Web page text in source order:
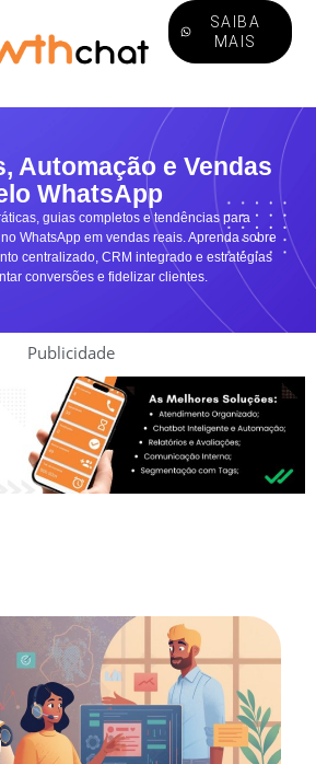
SAIBA
MAIS
Automação e Vendas
WhatsApp
guias completos e tendências para
WhatsApp em vendas reais. Aprenda sobre
centralizado, CRM integrado e estratégias
conversões e fidelizar clientes.
Publicidade